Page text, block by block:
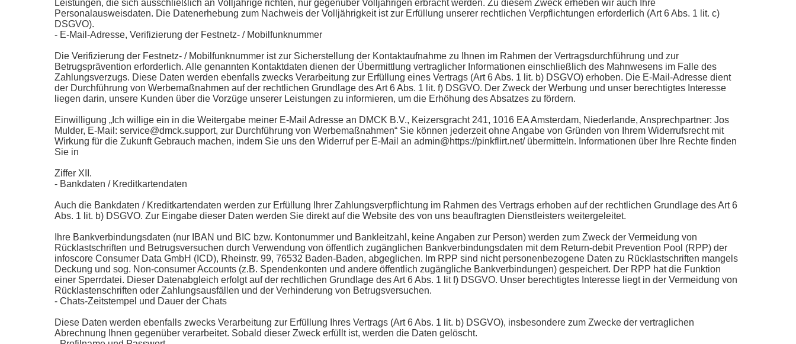
Leistungen, die sich ausschließlich an Volljährige richten, nur gegenüber Volljährigen erbracht werden. Zu diesem Zweck erheben wir auch Ihre
Personalausweisdaten. Die Datenerhebung zum Nachweis der Volljährigkeit ist zur Erfüllung unserer rechtlichen Verpflichtungen erforderlich (Art 6 Abs. 1 lit. c)
DSGVO).
- E-Mail-Adresse, Verifizierung der Festnetz- / Mobilfunknummer
Die Verifizierung der Festnetz- / Mobilfunknummer ist zur Sicherstellung der Kontaktaufnahme zu Ihnen im Rahmen der Vertragsdurchführung und zur
Betrugsprävention erforderlich. Alle genannten Kontaktdaten dienen der Übermittlung vertraglicher Informationen einschließlich des Mahnwesens im Falle des
Zahlungsverzugs. Diese Daten werden ebenfalls zwecks Verarbeitung zur Erfüllung eines Vertrags (Art 6 Abs. 1 lit. b) DSGVO) erhoben. Die E-Mail-Adresse dient
der Durchführung von Werbemaßnahmen auf der rechtlichen Grundlage des Art 6 Abs. 1 lit. f) DSGVO. Der Zweck der Werbung und unser berechtigtes Interesse
liegen darin, unsere Kunden über die Vorzüge unserer Leistungen zu informieren, um die Erhöhung des Absatzes zu fördern.
Einwilligung „Ich willige ein in die Weitergabe meiner E-Mail Adresse an DMCK B.V., Keizersgracht 241, 1016 EA Amsterdam, Niederlande, Ansprechpartner: Jos
Mulder, E-Mail: service@dmck.support, zur Durchführung von Werbemaßnahmen“ Sie können jederzeit ohne Angabe von Gründen von Ihrem Widerrufsrecht mit
Wirkung für die Zukunft Gebrauch machen, indem Sie uns den Widerruf per E-Mail an admin@https://pinkflirt.net/ übermitteln. Informationen über Ihre Rechte finden
Sie in
Ziffer XII.
- Bankdaten / Kreditkartendaten
Auch die Bankdaten / Kreditkartendaten werden zur Erfüllung Ihrer Zahlungsverpflichtung im Rahmen des Vertrags erhoben auf der rechtlichen Grundlage des Art 6
Abs. 1 lit. b) DSGVO. Zur Eingabe dieser Daten werden Sie direkt auf die Website des von uns beauftragten Dienstleisters weitergeleitet.
Ihre Bankverbindungsdaten (nur IBAN und BIC bzw. Kontonummer und Bankleitzahl, keine Angaben zur Person) werden zum Zweck der Vermeidung von
Rücklastschriften und Betrugsversuchen durch Verwendung von öffentlich zugänglichen Bankverbindungsdaten mit dem Return-debit Prevention Pool (RPP) der
infoscore Consumer Data GmbH (ICD), Rheinstr. 99, 76532 Baden-Baden, abgeglichen. Im RPP sind nicht personenbezogene Daten zu Rücklastschriften mangels
Deckung und sog. Non-consumer Accounts (z.B. Spendenkonten und andere öffentlich zugängliche Bankverbindungen) gespeichert. Der RPP hat die Funktion
einer Sperrdatei. Dieser Datenabgleich erfolgt auf der rechtlichen Grundlage des Art 6 Abs. 1 lit f) DSGVO. Unser berechtigtes Interesse liegt in der Vermeidung von
Rücklastenschriften oder Zahlungsausfällen und der Verhinderung von Betrugsversuchen.
- Chats-Zeitstempel und Dauer der Chats
Diese Daten werden ebenfalls zwecks Verarbeitung zur Erfüllung Ihres Vertrags (Art 6 Abs. 1 lit. b) DSGVO), insbesondere zum Zwecke der vertraglichen
Abrechnung Ihnen gegenüber verarbeitet. Sobald dieser Zweck erfüllt ist, werden die Daten gelöscht.